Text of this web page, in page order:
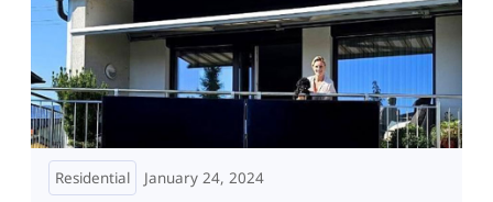
Residential January 24, 2024